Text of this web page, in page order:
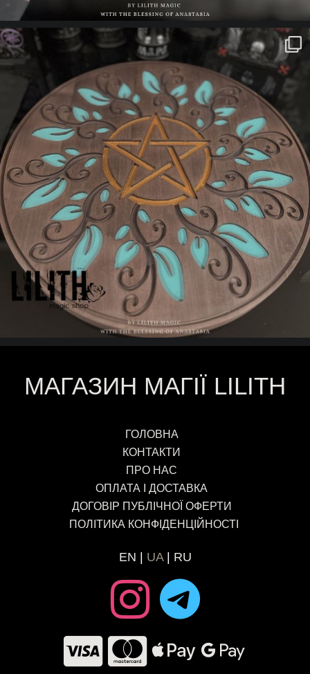
МАГАЗИН МАГІЇ LILITH
ГОЛОВНА
КОНТАКТИ
ПРО НАС
ОПЛАТА І ДОСТАВКА
ДОГОВІР ПУБЛІЧНОЇ ОФЕРТИ
ПОЛІТИКА КОНФІДЕНЦІЙНОСТІ
EN UA RU